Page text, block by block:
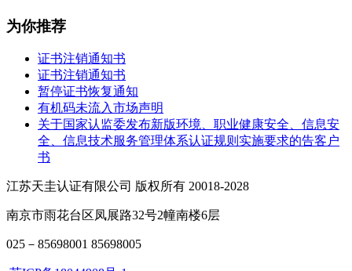
为你推荐
证书注销通知书
证书注销通知书
暂停证书恢复通知
有机码未流入市场声明
关于国家认监委发布新版环境、职业健康安全、信息安
全、信息技术服务管理体系认证规则实施要求的告客户
书
江苏天圭认证有限公司 版权所有 20018-2028
南京市雨花台区凤展路32号2幢南楼6层
025－85698001 85698005